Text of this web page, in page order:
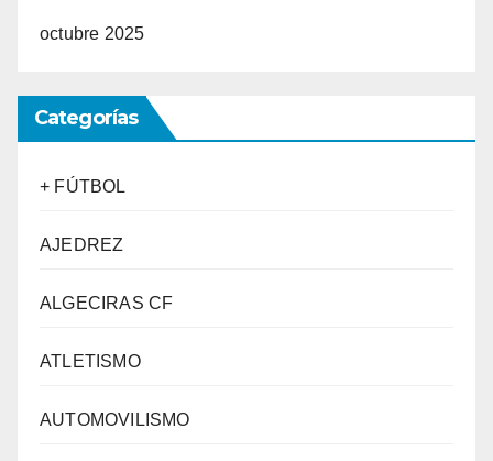
octubre 2025
Categorías
+ FÚTBOL
AJEDREZ
ALGECIRAS CF
ATLETISMO
AUTOMOVILISMO